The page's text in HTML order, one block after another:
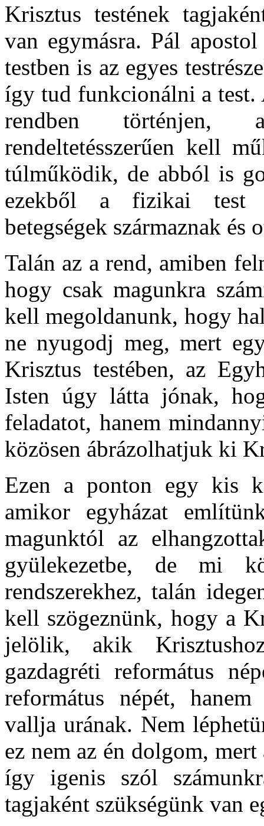
Krisztus testének
van egymásra. Pál
testben is az egyes
így tud funkcionálni a test.
rendben történjen,
rendeltetésszerűen kell
túlműködik, de abból is
ezekből a fizikai test
betegségek származnak és
Talán az a rend, amiben
hogy csak magunkra
kell megoldanunk, hogy
ne nyugodj meg, mert
Krisztus testében, az
Isten úgy látta jónak,
feladatot, hanem
közösen ábrázolhatjuk ki
Ezen a ponton egy kis
amikor egyházat
magunktól az
gyülekezetbe, de mi
rendszerekhez, talán
kell szögeznünk, hogy a
jelölik, akik
gazdagréti református
református népét,
vallja urának. Nem
ez nem az én dolgom,
így igenis szól
tagjaként szükségünk van